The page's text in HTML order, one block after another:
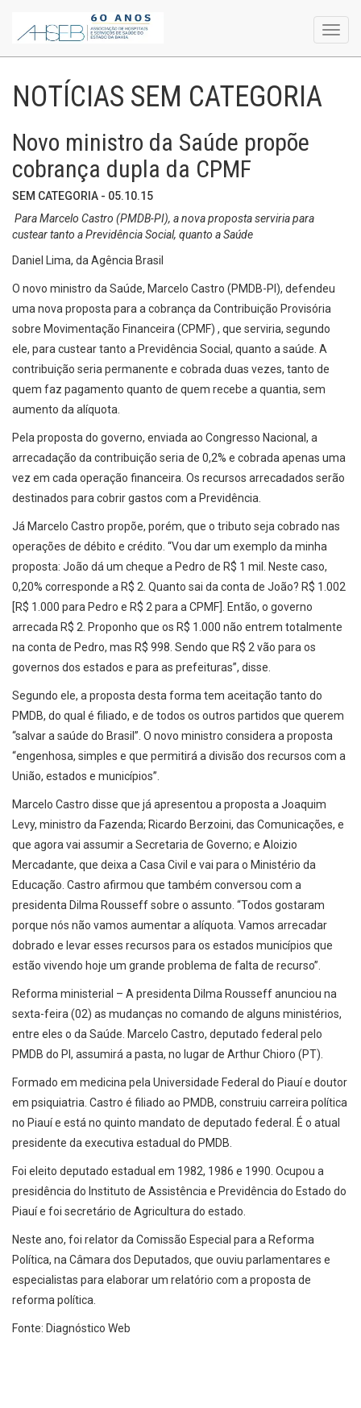
NOTÍCIAS SEM CATEGORIA
Novo ministro da Saúde propõe
cobrança dupla da CPMF
SEM CATEGORIA - 05.10.15
Para Marcelo Castro (PMDB-PI), a nova proposta serviria para
custear tanto a Previdência Social, quanto a Saúde
Daniel Lima, da Agência Brasil
O novo ministro da Saúde, Marcelo Castro (PMDB-PI), defendeu
uma nova proposta para a cobrança da Contribuição Provisória
sobre Movimentação Financeira (CPMF) , que serviria, segundo
ele, para custear tanto a Previdência Social, quanto a saúde. A
contribuição seria permanente e cobrada duas vezes, tanto de
quem faz pagamento quanto de quem recebe a quantia, sem
aumento da alíquota.
Pela proposta do governo, enviada ao Congresso Nacional, a
arrecadação da contribuição seria de 0,2% e cobrada apenas uma
vez em cada operação financeira. Os recursos arrecadados serão
destinados para cobrir gastos com a Previdência.
Já Marcelo Castro propõe, porém, que o tributo seja cobrado nas
operações de débito e crédito. “Vou dar um exemplo da minha
proposta: João dá um cheque a Pedro de R$ 1 mil. Neste caso,
0,20% corresponde a R$ 2. Quanto sai da conta de João? R$ 1.002
[R$ 1.000 para Pedro e R$ 2 para a CPMF]. Então, o governo
arrecada R$ 2. Proponho que os R$ 1.000 não entrem totalmente
na conta de Pedro, mas R$ 998. Sendo que R$ 2 vão para os
governos dos estados e para as prefeituras”, disse.
Segundo ele, a proposta desta forma tem aceitação tanto do
PMDB, do qual é filiado, e de todos os outros partidos que querem
“salvar a saúde do Brasil”. O novo ministro considera a proposta
“engenhosa, simples e que permitirá a divisão dos recursos com a
União, estados e municípios”.
Marcelo Castro disse que já apresentou a proposta a Joaquim
Levy, ministro da Fazenda; Ricardo Berzoini, das Comunicações, e
que agora vai assumir a Secretaria de Governo; e Aloizio
Mercadante, que deixa a Casa Civil e vai para o Ministério da
Educação. Castro afirmou que também conversou com a
presidenta Dilma Rousseff sobre o assunto. “Todos gostaram
porque nós não vamos aumentar a alíquota. Vamos arrecadar
dobrado e levar esses recursos para os estados municípios que
estão vivendo hoje um grande problema de falta de recurso”.
Reforma ministerial – A presidenta Dilma Rousseff anunciou na
sexta-feira (02) as mudanças no comando de alguns ministérios,
entre eles o da Saúde. Marcelo Castro, deputado federal pelo
PMDB do PI, assumirá a pasta, no lugar de Arthur Chioro (PT).
Formado em medicina pela Universidade Federal do Piauí e doutor
em psiquiatria. Castro é filiado ao PMDB, construiu carreira política
no Piauí e está no quinto mandato de deputado federal. É o atual
presidente da executiva estadual do PMDB.
Foi eleito deputado estadual em 1982, 1986 e 1990. Ocupou a
presidência do Instituto de Assistência e Previdência do Estado do
Piauí e foi secretário de Agricultura do estado.
Neste ano, foi relator da Comissão Especial para a Reforma
Política, na Câmara dos Deputados, que ouviu parlamentares e
especialistas para elaborar um relatório com a proposta de
reforma política.
Fonte: Diagnóstico Web